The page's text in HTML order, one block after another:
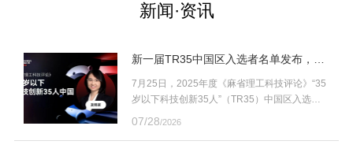
新闻·资讯
新一届TR35中国区入选者名单发布，学
院青年教师陈一彤入选！
7月25日，2025年度《麻省理工科技评论》“35
岁以下科技创新35人”（TR35）中国区入选者
名单正式发布。上海交通大学集成电路学院
07/28/2026